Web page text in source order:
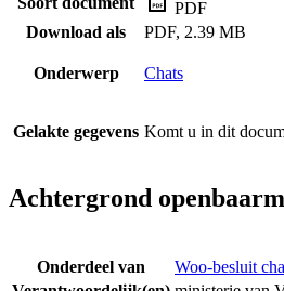
PDF
Download als
PDF, 2.39 MB
Onderwerp Chats
Gelakte gegevens Komt u in dit
Achtergrond
Onderdeel van
Woo-besluit